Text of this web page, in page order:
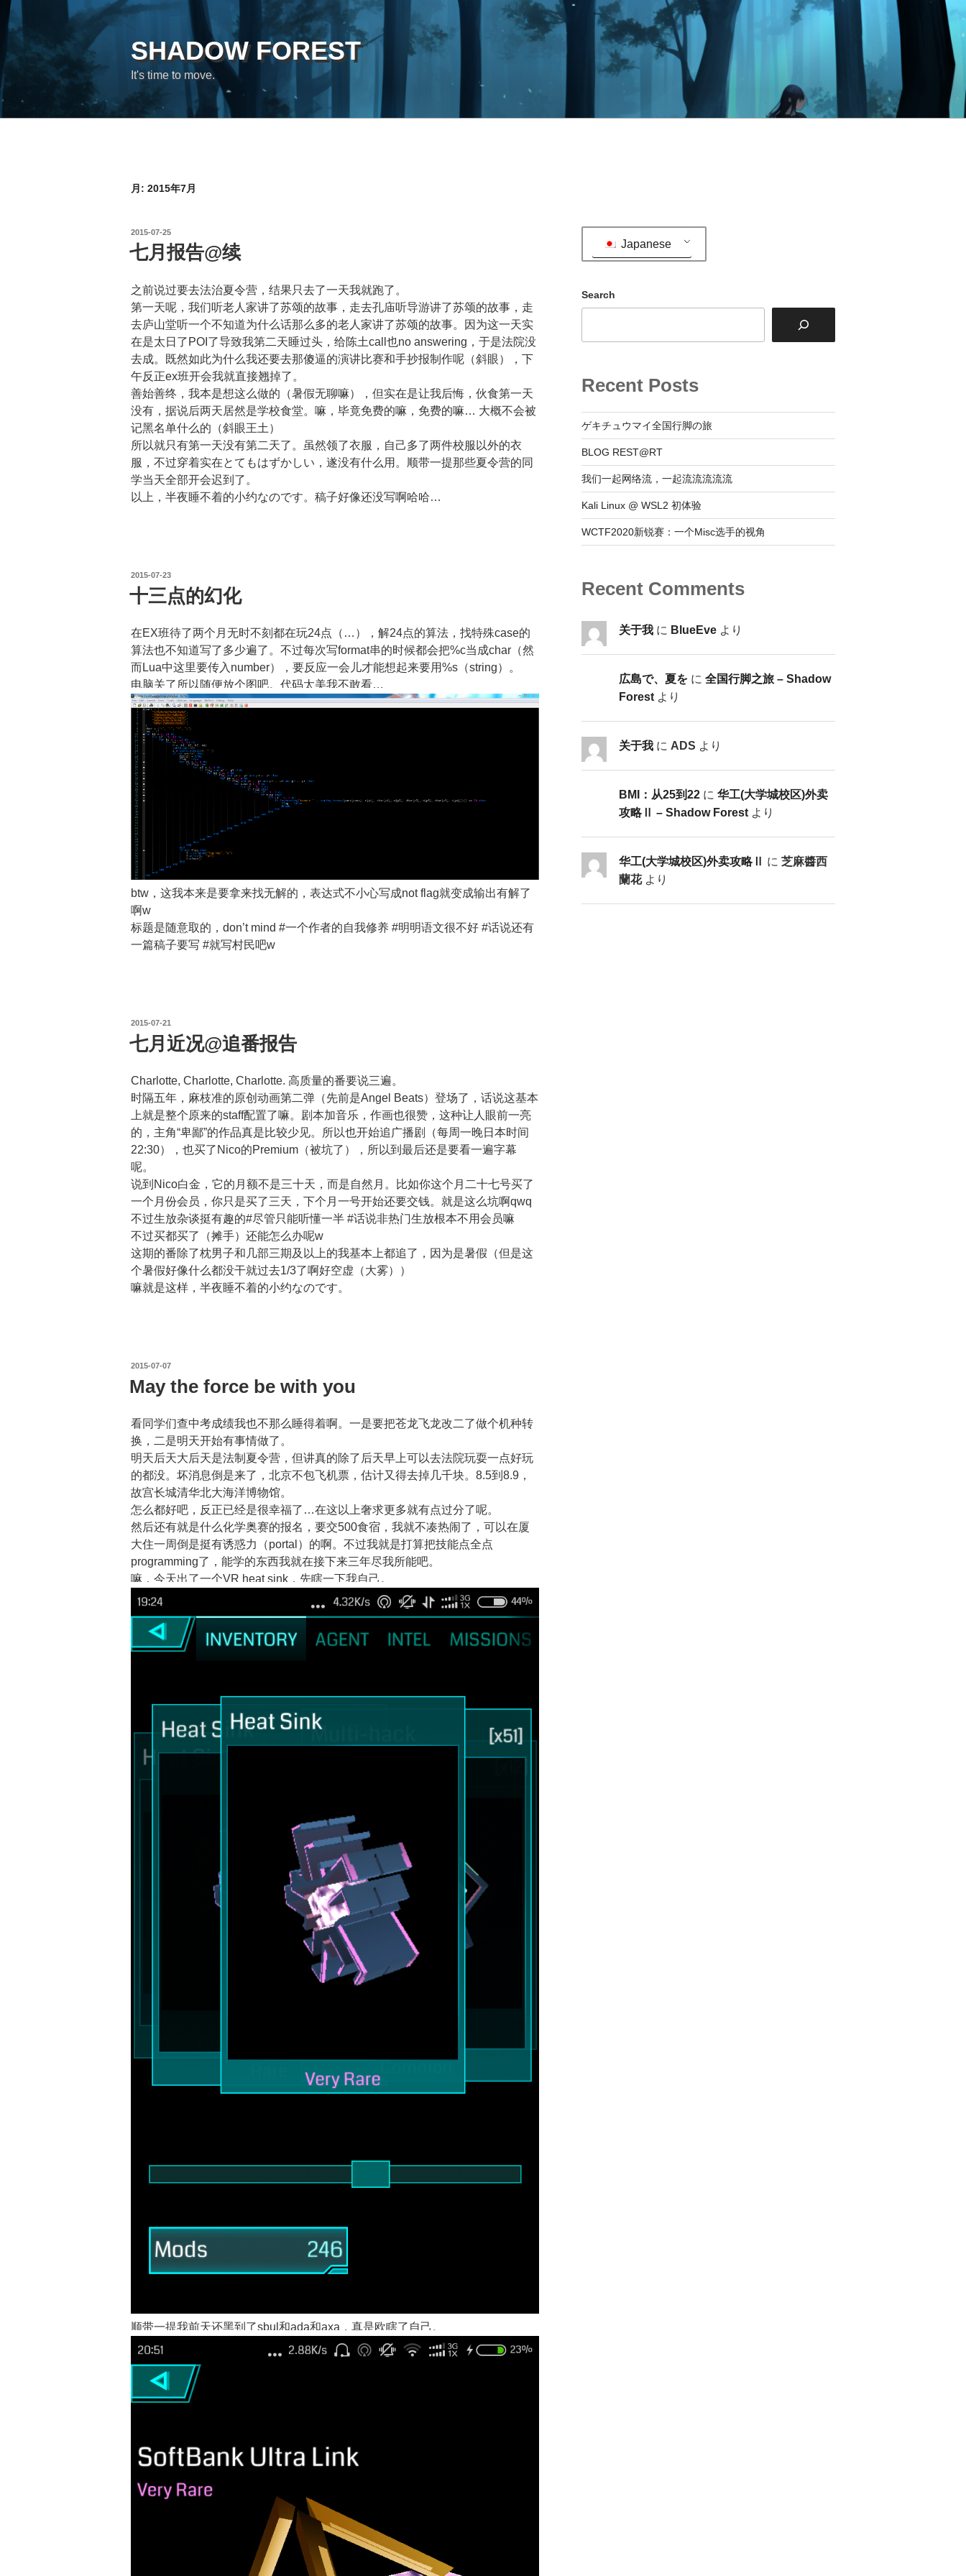
コ
ン
ン
ツ
へ
SHADOW FOREST
It's time to move.
月:2015年7月
投
稿
日:
2015-07-25
七月报告@续
之前说过要去法治夏令营，结果只去了一天我就跑了。
第一天呢，我们听老人家讲了苏颂的故事，走去孔庙听导游讲了苏颂的故事，走
去庐山堂听一个不知道为什么话那么多的老人家讲了苏颂的故事。因为这一天实
在是太日了POI了导致我第二天睡过头，给陈土call也no answering，于是法院没
去成。既然如此为什么我还要去那傻逼的演讲比赛和手抄报制作呢（斜眼），下
午反正ex班开会我就直接翘掉了。
善始善终，我本是想这么做的（暑假无聊嘛），但实在是让我后悔，伙食第一天
没有，据说后两天居然是学校食堂。嘛，毕竟免费的嘛，免费的嘛… 大概不会被
记黑名单什么的（斜眼王土）
所以就只有第一天没有第二天了。虽然领了衣服，自己多了两件校服以外的衣
服，不过穿着实在とてもはずかしい，遂没有什么用。顺带一提那些夏令营的同
学当天全部开会迟到了。
以上，半夜睡不着的小约なのです。稿子好像还没写啊哈哈…
投
稿
日:
2015-07-23
十三点的幻化
在EX班待了两个月无时不刻都在玩24点（…），解24点的算法，找特殊case的
算法也不知道写了多少遍了。不过每次写format串的时候都会把%c当成char（然
而Lua中这里要传入number），要反应一会儿才能想起来要用%s（string）。
电脑关了所以随便放个图吧。代码太美我不敢看…
btw，这我本来是要拿来找无解的，表达式不小心写成not flag就变成输出有解了
啊w
标题是随意取的，don’t mind #一个作者的自我修养 #明明语文很不好 #话说还有
一篇稿子要写 #就写村民吧w
投
稿
日:
2015-07-21
七月近况@追番报告
Charlotte, Charlotte, Charlotte. 高质量的番要说三遍。
时隔五年，麻枝准的原创动画第二弹（先前是Angel Beats）登场了，话说这基本
上就是整个原来的staff配置了嘛。剧本加音乐，作画也很赞，这种让人眼前一亮
的，主角“卑鄙”的作品真是比较少见。所以也开始追广播剧（每周一晚日本时间
22:30），也买了Nico的Premium（被坑了），所以到最后还是要看一遍字幕
呢。
说到Nico白金，它的月额不是三十天，而是自然月。比如你这个月二十七号买了
一个月份会员，你只是买了三天，下个月一号开始还要交钱。就是这么坑啊qwq
不过生放杂谈挺有趣的#尽管只能听懂一半 #话说非热门生放根本不用会员嘛
不过买都买了（摊手）还能怎么办呢w
这期的番除了枕男子和几部三期及以上的我基本上都追了，因为是暑假（但是这
个暑假好像什么都没干就过去1/3了啊好空虚（大雾））
嘛就是这样，半夜睡不着的小约なのです。
投
日:
2015-07-07
May the force be with you
看同学们查中考成绩我也不那么睡得着啊。一是要把苍龙飞龙改二了做个机种转
换，二是明天开始有事情做了。
明天后天大后天是法制夏令营，但讲真的除了后天早上可以去法院玩耍一点好玩
的都没。坏消息倒是来了，北京不包飞机票，估计又得去掉几千块。8.5到8.9，
故宫长城清华北大海洋博物馆。
怎么都好吧，反正已经是很幸福了…在这以上奢求更多就有点过分了呢。
然后还有就是什么化学奥赛的报名，要交500食宿，我就不凑热闹了，可以在厦
大住一周倒是挺有诱惑力（portal）的啊。不过我就是打算把技能点全点
programming了，能学的东西我就在接下来三年尽我所能吧。
嘛，今天出了一个VR heat sink，先瞎一下我自己。
顺带一提我前天还黑到了sbul和ada和axa，真是欧瞎了自己。
Japanese
Search
Recent Posts
ゲキチュウマイ全国行脚の旅
BLOG REST@RT
我们一起网络流，一起流流流流流
Kali Linux @ WSL2 初体验
WCTF2020新锐赛：一个Misc选手的视角
Recent Comments
关于我 に BlueEve より
広島で、夏を に全国行脚之旅 – Shadow
Forest より
关于我 に ADS より
BMI：从25到22 に华工(大学城校区)外卖
攻略Ⅱ – Shadow Forest より
华工(大学城校区)外卖攻略Ⅱ に芝麻醬西
蘭花より